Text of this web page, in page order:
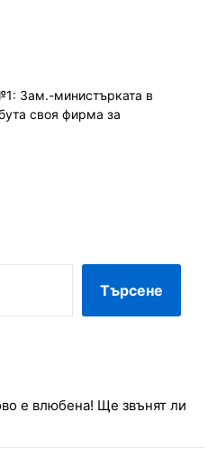
Зам.-министърката в
своя фирма за
Търсене
е влюбена! Ще звънят ли